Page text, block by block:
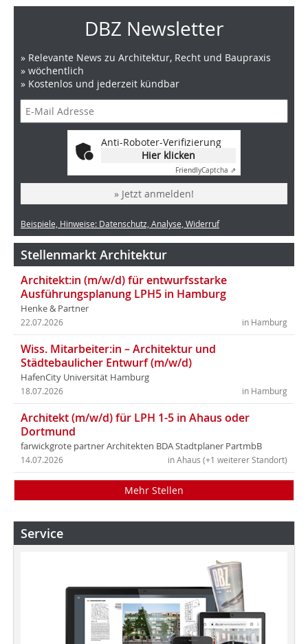
DBZ Newsletter
» Relevante News zu Architektur, Recht und Baupraxis
» wöchentlich
» Kostenlos und jederzeit kündbar
Anti-Roboter-Verifizierung
Hier klicken
FriendlyCaptcha ⇗
» Jetzt anmelden!
Beispiele, Hinweise: Datenschutz, Analyse, Widerruf
Stellenmarkt Architektur
Architekt:in (m/w/d) für entwurfsstarke
Ausführungsplanung LPH5 in Hamburg
Henke & Partner
in Hamburg
22.07.2026
Wiss. Mitarbeiter:in – Architektur und
Städtebaulicher Entwurf (m/w/d)
HafenCity Universität Hamburg
in Hamburg
18.07.2026
Architekt (m/w/d) für LPH 1-5 in Ahaus oder
Dortmund
farwickgrote partner Architekten BDA Stadtplaner PartmbB
in Ahaus (+1 weiterer Standort)
14.07.2026
Mehr Stellen
Service